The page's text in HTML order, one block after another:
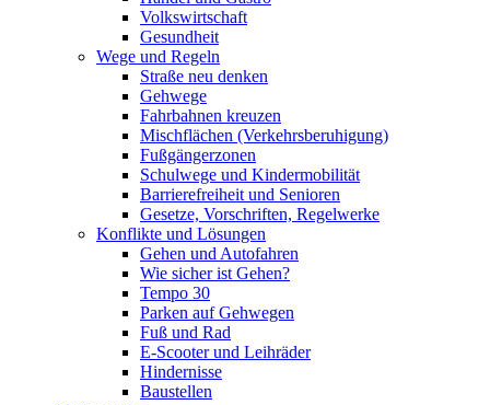
Volkswirtschaft
Gesundheit
Wege und Regeln
Straße neu denken
Gehwege
Fahrbahnen kreuzen
Mischflächen (Verkehrsberuhigung)
Fußgängerzonen
Schulwege und Kindermobilität
Barrierefreiheit und Senioren
Gesetze, Vorschriften, Regelwerke
Konflikte und Lösungen
Gehen und Autofahren
Wie sicher ist Gehen?
Tempo 30
Parken auf Gehwegen
Fuß und Rad
E-Scooter und Leihräder
Hindernisse
Baustellen